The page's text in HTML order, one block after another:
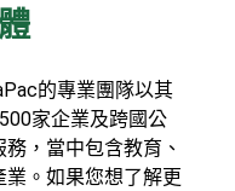
的專業團隊以其
家企業及跨國公
，當中包含教育、
。如果您想了解更